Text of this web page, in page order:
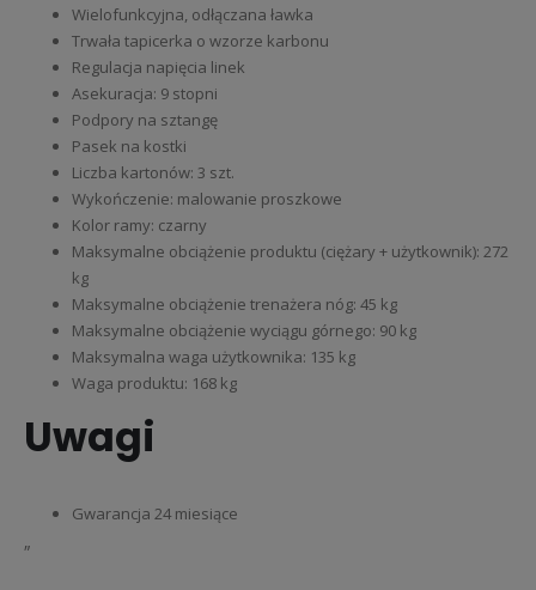
Wielofunkcyjna, odłączana ławka
Trwała tapicerka o wzorze karbonu
Regulacja napięcia linek
Asekuracja: 9 stopni
Podpory na sztangę
Pasek na kostki
Liczba kartonów: 3 szt.
Wykończenie: malowanie proszkowe
Kolor ramy: czarny
Maksymalne obciążenie produktu (ciężary + użytkownik): 272
kg
Maksymalne obciążenie trenażera nóg: 45 kg
Maksymalne obciążenie wyciągu górnego: 90 kg
Maksymalna waga użytkownika: 135 kg
Waga produktu: 168 kg
Uwagi
Gwarancja 24 miesiące
„